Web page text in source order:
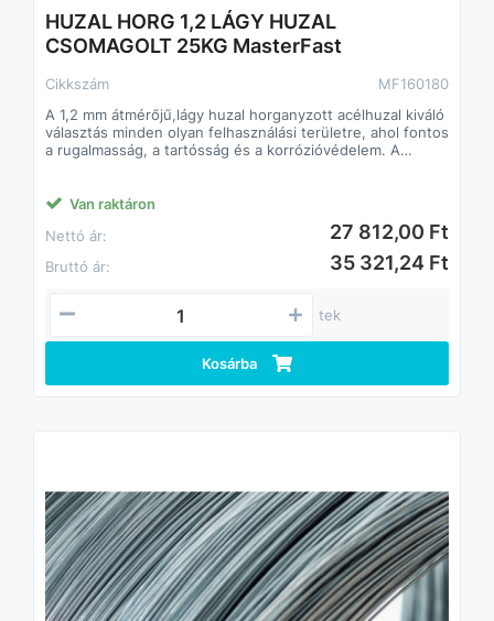
HUZAL HORG 1,2 LÁGY HUZAL
CSOMAGOLT 25KG MasterFast
Cikkszám
MF160180
A 1,2 mm átmérőjű,lágy huzal horganyzott acélhuzal kiváló
választás minden olyan felhasználási területre, ahol fontos
a rugalmasság, a tartósság és a korrózióvédelem. A
időjárásnak, és nehezen rozsdásodik. A 25 kg-os,
egyenletesen tekercselt csomagolás könnyű
kezelhetőséget biztosít.
• Átmérő: 1,2 mm
• Kiszerelés: 25 kg
• Felületkezelés: horganyzott
• Korrózióálló: horganyzott bevonat a hosszú
felhasználáshoz
Van raktáron
Nettó ár:
27 812,00 Ft
Bruttó ár: 35 321,24 Ft
tek
Kosárba